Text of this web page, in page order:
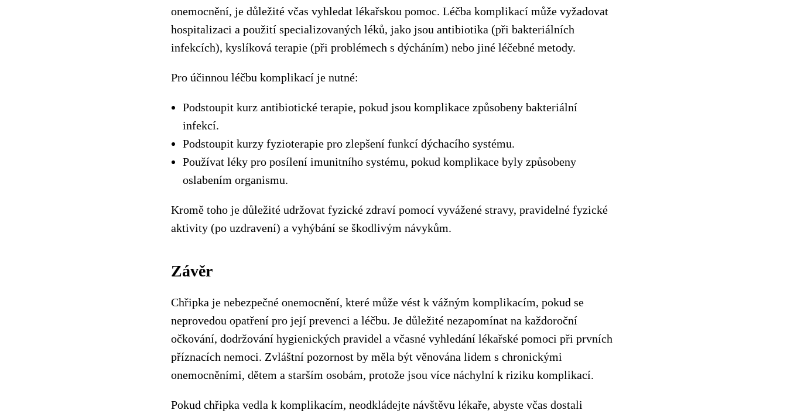
onemocnění, je důležité včas vyhledat lékařskou pomoc. Léčba komplikací může vyžadovat
hospitalizaci a použití specializovaných léků, jako jsou antibiotika (při bakteriálních
infekcích), kyslíková terapie (při problémech s dýcháním) nebo jiné léčebné metody.
Pro účinnou léčbu komplikací je nutné:
Podstoupit kurz antibiotické terapie, pokud jsou komplikace způsobeny bakteriální
infekcí.
Podstoupit kurzy fyzioterapie pro zlepšení funkcí dýchacího systému.
Používat léky pro posílení imunitního systému, pokud komplikace byly způsobeny
oslabením organismu.
Kromě toho je důležité udržovat fyzické zdraví pomocí vyvážené stravy, pravidelné fyzické
aktivity (po uzdravení) a vyhýbání se škodlivým návykům.
Závěr
Chřipka je nebezpečné onemocnění, které může vést k vážným komplikacím, pokud se
neprovedou opatření pro její prevenci a léčbu. Je důležité nezapomínat na každoroční
očkování, dodržování hygienických pravidel a včasné vyhledání lékařské pomoci při prvních
příznacích nemoci. Zvláštní pozornost by měla být věnována lidem s chronickými
onemocněními, dětem a starším osobám, protože jsou více náchylní k riziku komplikací.
Pokud chřipka vedla k komplikacím, neodkládejte návštěvu lékaře, abyste včas dostali